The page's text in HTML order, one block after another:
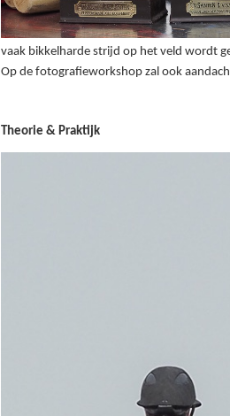
vaak bikkelharde strijd op het veld wordt
Op de fotografieworkshop zal ook
Theorie & Praktijk